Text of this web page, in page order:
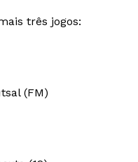
três jogos:
(FM)